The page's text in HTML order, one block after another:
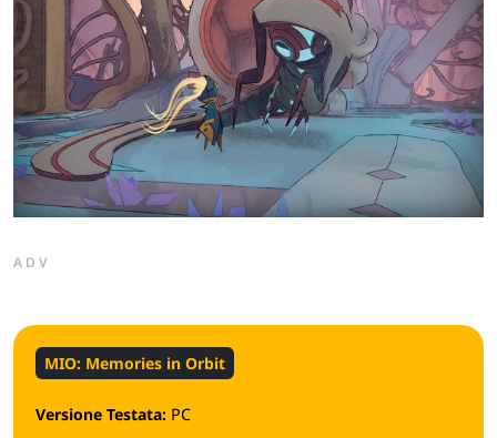
ADV
MIO: Memories in Orbit
Versione Testata: PC